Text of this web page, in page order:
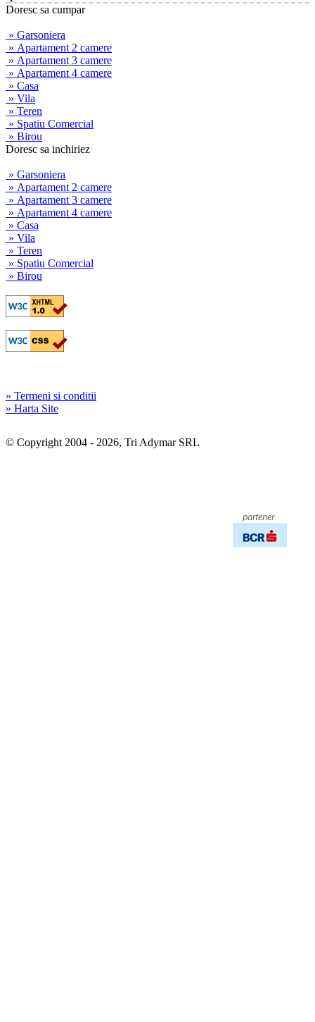
Doresc sa cumpar
» Garsoniera
» Apartament 2 camere
» Apartament 3 camere
» Apartament 4 camere
» Casa
» Vila
» Teren
» Spatiu Comercial
» Birou
Doresc sa inchiriez
» Garsoniera
» Apartament 2 camere
» Apartament 3 camere
» Apartament 4 camere
» Casa
» Vila
» Teren
» Spatiu Comercial
» Birou
» Termeni si conditii
» Harta Site
© Copyright 2004 - 2026, Tri Adymar SRL